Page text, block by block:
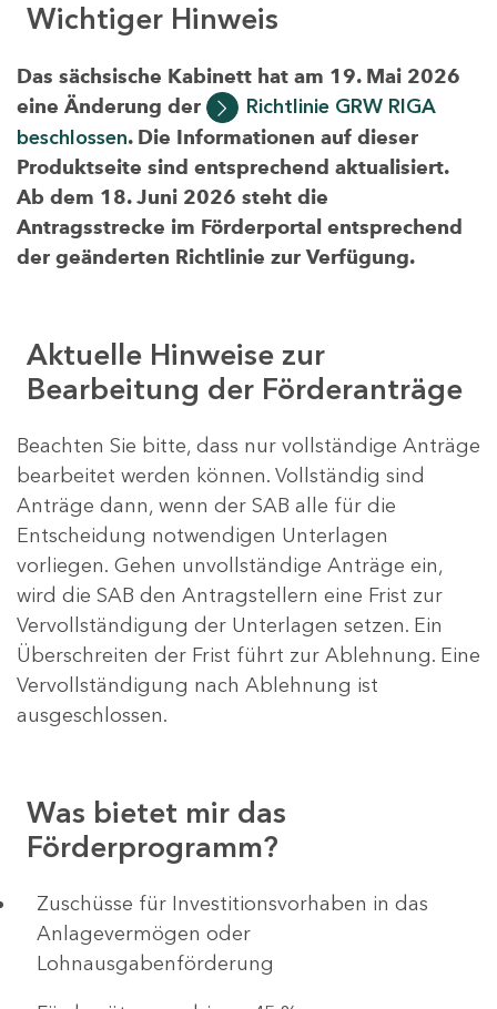
Wichtiger Hinweis
Das sächsische Kabinett hat am 19. Mai 2026
eine Änderung der
Richtlinie GRW RIGA
beschlossen. Die Informationen auf dieser
Produktseite sind entsprechend aktualisiert.
Ab dem 18. Juni 2026 steht die
Antragsstrecke im Förderportal entsprechend
der geänderten Richtlinie zur Verfügung.
Aktuelle Hinweise zur
Bearbeitung der Förderanträge
Beachten Sie bitte, dass nur vollständige Anträge
bearbeitet werden können. Vollständig sind
Anträge dann, wenn der SAB alle für die
Entscheidung notwendigen Unterlagen
vorliegen. Gehen unvollständige Anträge ein,
wird die SAB den Antragstellern eine Frist zur
Vervollständigung der Unterlagen setzen. Ein
Überschreiten der Frist führt zur Ablehnung. Eine
Vervollständigung nach Ablehnung ist
ausgeschlossen.
Was bietet mir das
Förderprogramm?
​​​​​​Zuschüsse für Investitionsvorhaben in das
Anlagevermögen oder
Lohnausgabenförderung